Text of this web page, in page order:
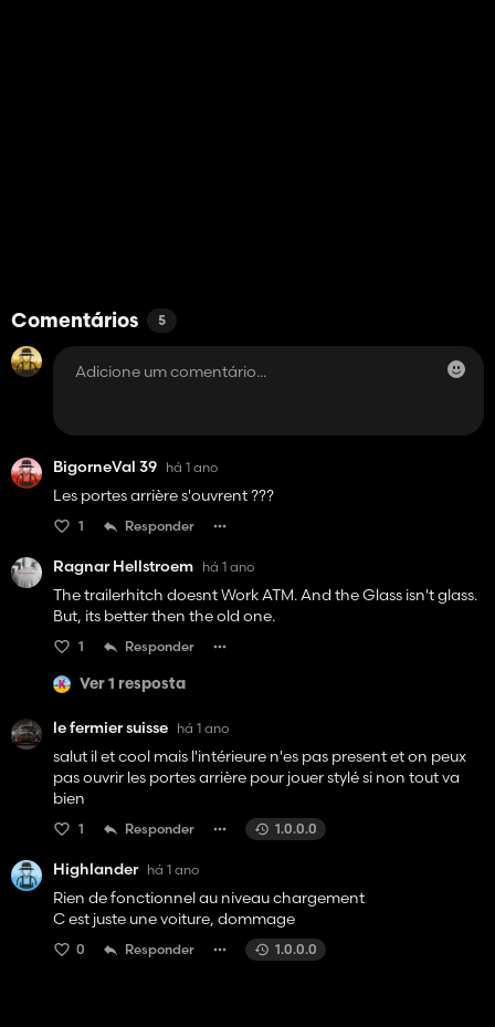
Comentários 5
BigorneVal 39 há 1 ano
Les portes arrière s'ouvrent ???
1 Responder
Ragnar Hellstroem há 1 ano
The trailerhitch doesnt Work ATM. And the Glass isn't glass.
But, its better then the old one.
1 Responder
Ver 1 resposta
le fermier suisse há 1 ano
salut il et cool mais l'intérieure n'es pas present et on peux
pas ouvrir les portes arrière pour jouer stylé si non tout va
bien
1 Responder 1.0.0.0
Highlander há 1 ano
Rien de fonctionnel au niveau chargement
C est juste une voiture, dommage
0 Responder 1.0.0.0